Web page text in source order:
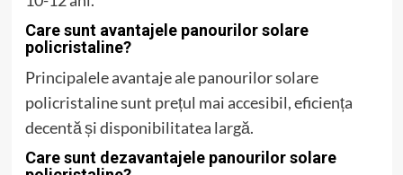
Care sunt avantajele panourilor solare
policristaline?
Principalele avantaje ale panourilor solare
policristaline sunt prețul mai accesibil, eficiența
decentă și disponibilitatea largă.
Care sunt dezavantajele panourilor solare